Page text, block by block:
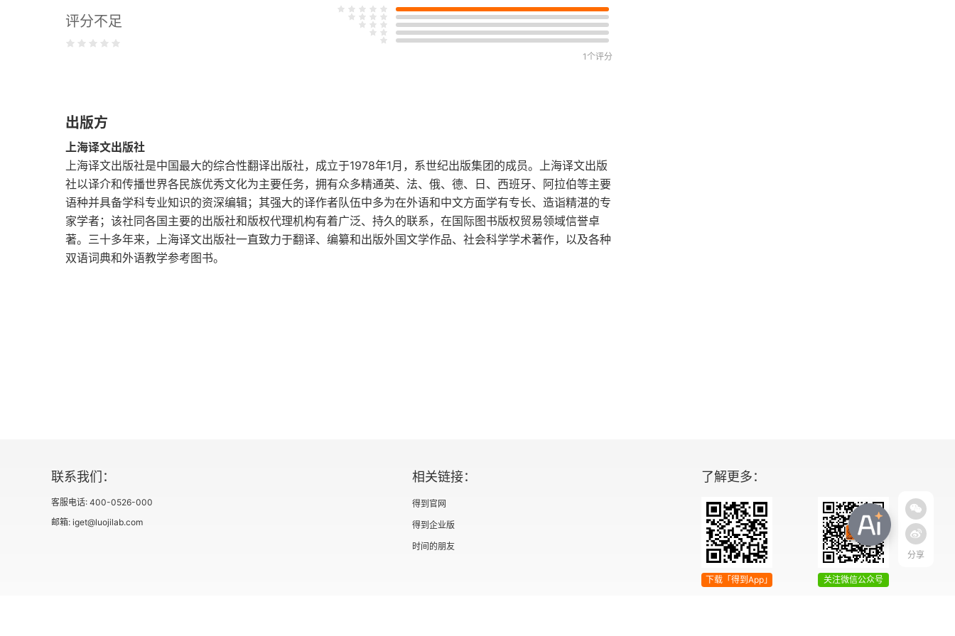
评分不足
1个评分
出版方
上海译文出版社
上海译文出版社是中国最大的综合性翻译出版社，成立于1978年1月，系世纪出版集团的成员。上海译文出版
社以译介和传播世界各民族优秀文化为主要任务，拥有众多精通英、法、俄、德、日、西班牙、阿拉伯等主要
语种并具备学科专业知识的资深编辑；其强大的译作者队伍中多为在外语和中文方面学有专长、造诣精湛的专
家学者；该社同各国主要的出版社和版权代理机构有着广泛、持久的联系，在国际图书版权贸易领域信誉卓
著。三十多年来，上海译文出版社一直致力于翻译、编纂和出版外国文学作品、社会科学学术著作，以及各种
双语词典和外语教学参考图书。
分享
联系我们：
客服电话: 400-0526-000
邮箱: iget@luojilab.com
相关链接：
得到官网
得到企业版
时间的朋友
了解更多：
下载「得到App」 关注微信公众号